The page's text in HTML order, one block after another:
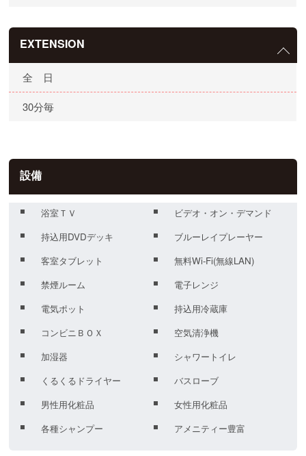
EXTENSION
全 日
30分毎
設備
浴室ＴＶ
ビデオ・オン・デマンド
持込用DVDデッキ
ブルーレイプレーヤー
客室タブレット
無料Wi-Fi(無線LAN)
禁煙ルーム
電子レンジ
電気ポット
持込用冷蔵庫
コンビニＢＯＸ
空気清浄機
加湿器
シャワートイレ
くるくるドライヤー
バスローブ
男性用化粧品
女性用化粧品
各種シャンプー
アメニティー豊富